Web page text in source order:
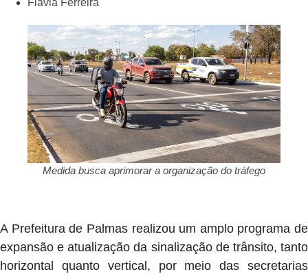
Flávia Ferreira
Medida busca aprimorar a organização do tráfego
A Prefeitura de Palmas realizou um amplo programa de
expansão e atualização da sinalização de trânsito, tanto
horizontal quanto vertical, por meio das secretarias